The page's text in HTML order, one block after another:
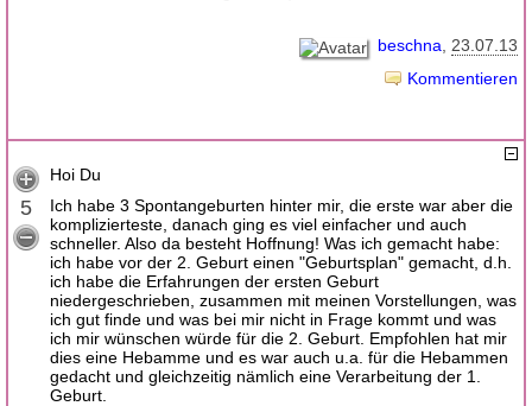
beschna 23.07.13
Kommentieren
5
Hoi Du
Ich habe 3 Spontangeburten hinter mir, die erste war aber die
komplizierteste, danach ging es viel einfacher und auch
schneller. Also da besteht Hoffnung! Was ich gemacht habe:
ich habe vor der 2. Geburt einen "Geburtsplan" gemacht, d.h.
ich habe die Erfahrungen der ersten Geburt
niedergeschrieben, zusammen mit meinen Vorstellungen, was
ich gut finde und was bei mir nicht in Frage kommt und was
ich mir wünschen würde für die 2. Geburt. Empfohlen hat mir
dies eine Hebamme und es war auch u.a. für die Hebammen
gedacht und gleichzeitig nämlich eine Verarbeitung der 1.
Geburt.